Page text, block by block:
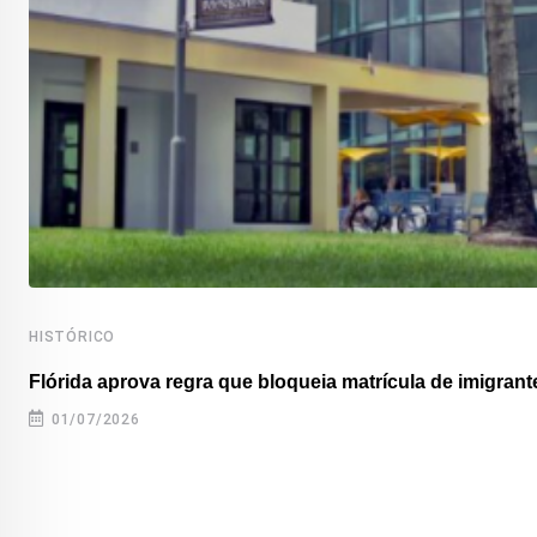
HISTÓRICO
Flórida aprova regra que bloqueia matrícula de
01/07/2026